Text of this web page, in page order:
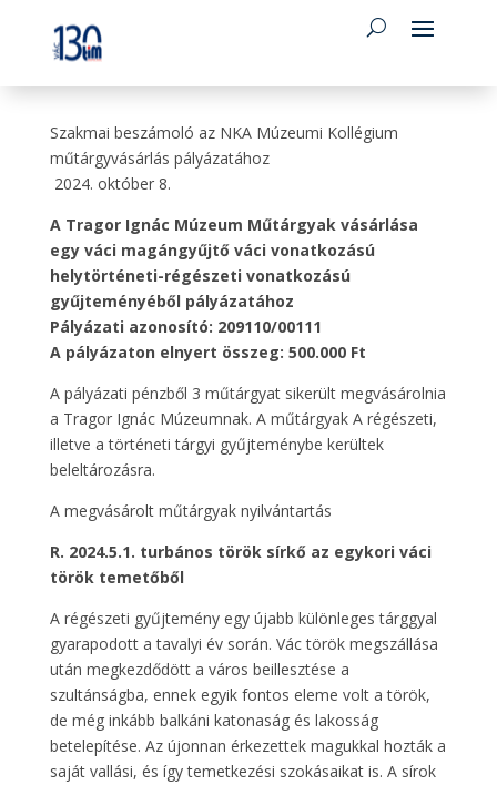
Szakmai beszámoló az NKA Múzeumi Kollégium
műtárgyvásárlás pályázatához
2024. október 8.
A Tragor Ignác Múzeum Műtárgyak vásárlása
egy váci magángyűjtő váci vonatkozású
helytörténeti-régészeti vonatkozású
gyűjteményéből pályázatához
Pályázati azonosító: 209110/00111
A pályázaton elnyert összeg: 500.000 Ft
A pályázati pénzből 3 műtárgyat sikerült megvásárolnia
a Tragor Ignác Múzeumnak. A műtárgyak A régészeti,
illetve a történeti tárgyi gyűjteménybe kerültek
beleltározásra.
A megvásárolt műtárgyak nyilvántartás
R. 2024.5.1. turbános török sírkő az egykori váci
török temetőből
A régészeti gyűjtemény egy újabb különleges tárggyal
gyarapodott a tavalyi év során. Vác török megszállása
után megkezdődött a város beillesztése a
szultánságba, ennek egyik fontos eleme volt a török,
de még inkább balkáni katonaság és lakosság
betelepítése. Az újonnan érkezettek magukkal hozták a
saját vallási, és így temetkezési szokásaikat is. A sírok